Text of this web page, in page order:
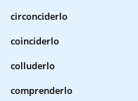
circonciderlo
coinciderlo
colluderlo
comprenderlo